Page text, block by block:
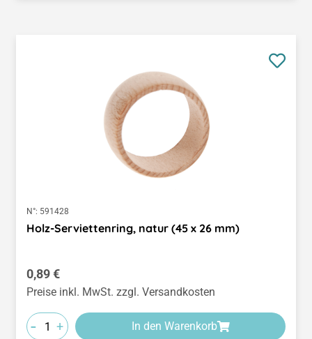
N°: 591428
Holz-Serviettenring, natur (45 x 26 mm)
Regulärer Preis:
0,89 €
Preise inkl. MwSt. zzgl. Versandkosten
- + In den Warenkorb